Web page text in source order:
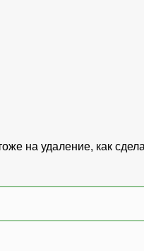
на удаление, как